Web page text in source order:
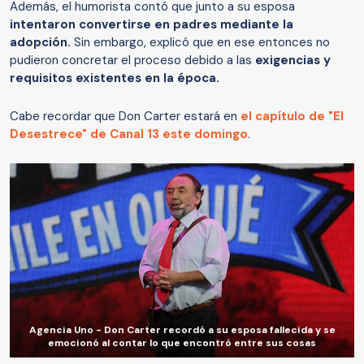
Además, el humorista contó que junto a su esposa
intentaron convertirse en padres mediante la
adopción. Sin embargo, explicó que en ese entonces no
pudieron concretar el proceso debido a las exigencias y
requisitos existentes en la época.
Cabe recordar que Don Carter estará en el capítulo de "El
Desestrece" de Canal 13 este domingo.
Agencia Uno - Don Carter recordó a su esposa fallecida y se
emocionó al contar lo que encontró entre sus cosas